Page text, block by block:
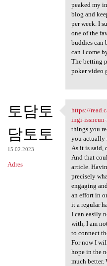
peaked my
blog and
per week. I
one of the
buddies can
can I come
The betting
poker video
토담토
담토토
15.02.2023
Adres
https://
https://
ingi-
things you
you actually
As it is said,
And that
article.
precisely
engaging
an effort in
it a regular
I can easily
with, I am
to connect
For now I
hope in the
much better.